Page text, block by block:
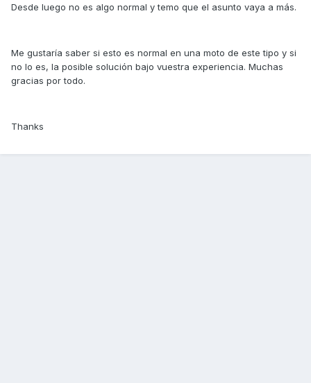
Desde luego no es algo normal y temo que el asunto vaya a más.
Me gustaría saber si esto es normal en una moto de este tipo y si
no lo es, la posible solución bajo vuestra experiencia. Muchas
gracias por todo.
Thanks